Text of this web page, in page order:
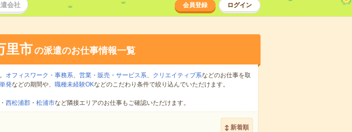
会社 会員登録 ログイン
里市の派遣のお仕事情報一覧
オフィスワーク・事務系、 営業・販売・サービス系、 クリエイティブ系などのお仕事を取
単発などの期間や、 職種未経験OKなどのこだわり条件で絞り込んでいただけます。
西松浦郡・ 松浦市など隣接エリアのお仕事もご確認いただけます。
新着順